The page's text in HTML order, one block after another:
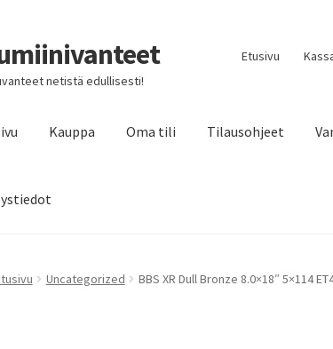
netistä edullisesti!
Etusivu
Kauppa Oma tili Tilausohjeet
Uncategorized BBS XR Dull Bronze 8.0×18″ 5×114